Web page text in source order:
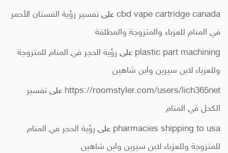
cbd vape cartridge canada على تفسير رؤية الفستان الأحمر
في المنام للعزباء والمتزوجة والمطلقة
plastic part machining على رؤية الحجر في المنام للمتزوجة
وللعزباء لابن سيرين وابن شاهين
https://roomstyler.com/users/lich365net على تفسير
الكحل في المنام
pharmacies shipping to usa على رؤية الحجر في المنام
للمتزوجة وللعزباء لابن سيرين وابن شاهين